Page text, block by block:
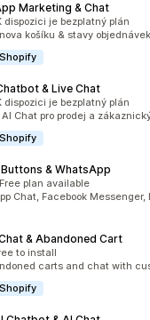
Marketing & Chat
recenzí: 275
dispozici je bezplatný plán
košíku & stavy
& Live Chat
recenzí: 159
dispozici je bezplatný plán
Chat pro prodej a
& WhatsApp
recenzí: 290
Free plan available
Chat, Facebook
& Abandoned Cart
recenzí: 58
to install
carts and chat with